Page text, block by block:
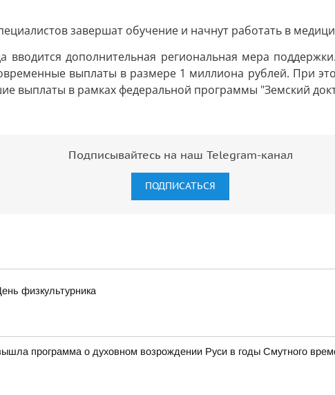
завершат обучение и начнут работать в
вводится дополнительная региональная мера
выплаты в размере 1 миллиона рублей. При
выплаты в рамках федеральной программы "Земский
Подписывайтесь на наш Telegram-канал
ПОДПИСАТЬСЯ
физкультурника
программа о духовном возрождении Руси в годы Смутного